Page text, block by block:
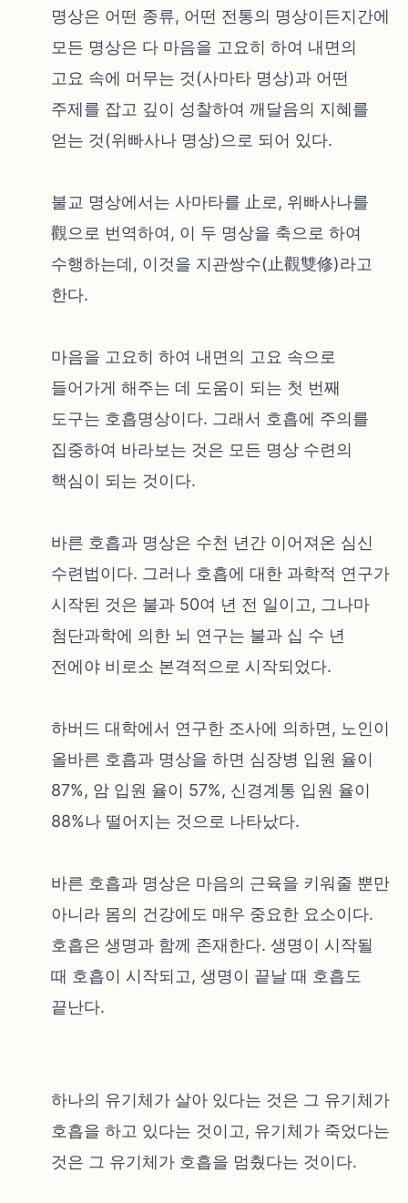
명상은 어떤 종류, 어떤 전통의 명상이든지간에
모든 명상은 다 마음을 고요히 하여 내면의
고요 속에 머무는 것(사마타 명상)과 어떤
주제를 잡고 깊이 성찰하여 깨달음의 지혜를
얻는 것(위빠사나 명상)으로 되어 있다.
불교 명상에서는 사마타를 止로, 위빠사나를
觀으로 번역하여, 이 두 명상을 축으로 하여
수행하는데, 이것을 지관쌍수(止觀雙修)라고
한다.
마음을 고요히 하여 내면의 고요 속으로
들어가게 해주는 데 도움이 되는 첫 번째
도구는 호흡명상이다. 그래서 호흡에 주의를
집중하여 바라보는 것은 모든 명상 수련의
핵심이 되는 것이다.
바른 호흡과 명상은 수천 년간 이어져온 심신
수련법이다. 그러나 호흡에 대한 과학적 연구가
시작된 것은 불과 50여 년 전 일이고, 그나마
첨단과학에 의한 뇌 연구는 불과 십 수 년
전에야 비로소 본격적으로 시작되었다.
하버드 대학에서 연구한 조사에 의하면, 노인이
올바른 호흡과 명상을 하면 심장병 입원 율이
87%, 암 입원 율이 57%, 신경계통 입원 율이
88%나 떨어지는 것으로 나타났다.
바른 호흡과 명상은 마음의 근육을 키워줄 뿐만
아니라 몸의 건강에도 매우 중요한 요소이다.
호흡은 생명과 함께 존재한다. 생명이 시작될
때 호흡이 시작되고, 생명이 끝날 때 호흡도
끝난다.
하나의 유기체가 살아 있다는 것은 그 유기체가
호흡을 하고 있다는 것이고, 유기체가 죽었다는
것은 그 유기체가 호흡을 멈췄다는 것이다.